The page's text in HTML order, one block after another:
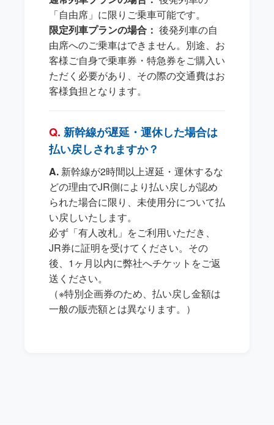
「自由席」に限りご乗車可能です。
限定列車プランの場合： 後発列車の自
由席へのご乗車はできません。別途、お
客様ご自身で乗車券・特急券をご購入い
ただく必要があり、その際の交通費はお
客様負担となります。
新幹線が遅延・運休した場合は
払い戻しされますか？
新幹線が2時間以上遅延・運休するな
どの理由でJR側により払い戻しが認め
られた場合に限り、未使用分について払
い戻しいたします。
必ず「有人改札」をご利用いただき、
JR券に証明を受けてください。その
後、1ヶ月以内に弊社へチケットをご返
送ください。
（※特別企画券のため、払い戻し金額は
一般の販売額とは異なります。）